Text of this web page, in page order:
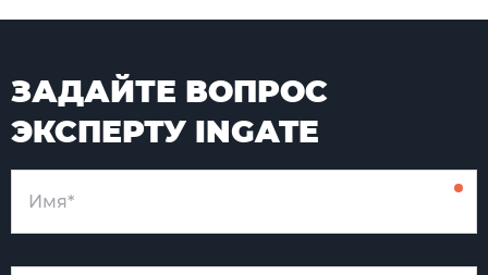
ЗАДАЙТЕ ВОПРОС
ЭКСПЕРТУ INGATE